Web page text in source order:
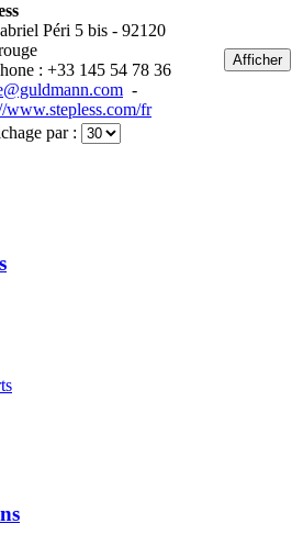
Péri 5 bis - 92120
: +33 145 54 78 36
-
www.stepless.com/fr
Afficher
par :